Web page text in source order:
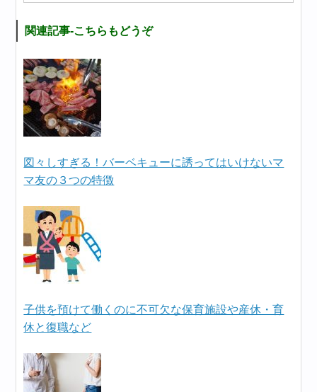
関連記事-こちらもどうぞ
図々しすぎる！バーベキューに誘ってはいけないマ
マ友の３つの特徴
子供を預けて働くのに不可欠な保育施設や産休・育
休と復職など